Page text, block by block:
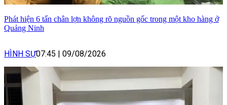
Phát hiện 6 tấn chân lợn không rõ nguồn gốc trong một kho hàng ở
Quảng Ninh
HÌNH SỰ07:45 | 09/08/2026